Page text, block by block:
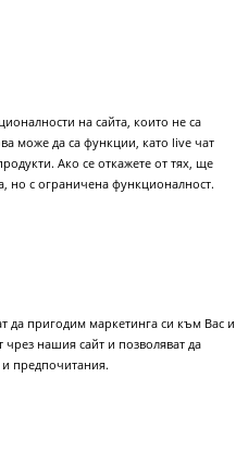
на сайта, които не са
може да са функции, като live чат
Ако се откажете от тях, ще
но с ограничена функционалност.
да пригодим маркетинга си към Вас и
чрез нашия сайт и позволяват да
предпочитания.